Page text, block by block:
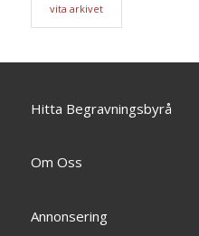
vita arkivet
Hitta Begravningsbyrå
Om Oss
Annonsering